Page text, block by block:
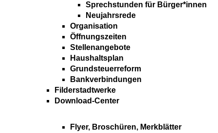
Sprechstunden für Bürger*innen
Neujahrsrede
Organisation
Öffnungszeiten
Stellenangebote
Haushaltsplan
Grundsteuerreform
Bankverbindungen
Filderstadtwerke
Download-Center
Flyer, Broschüren, Merkblätter